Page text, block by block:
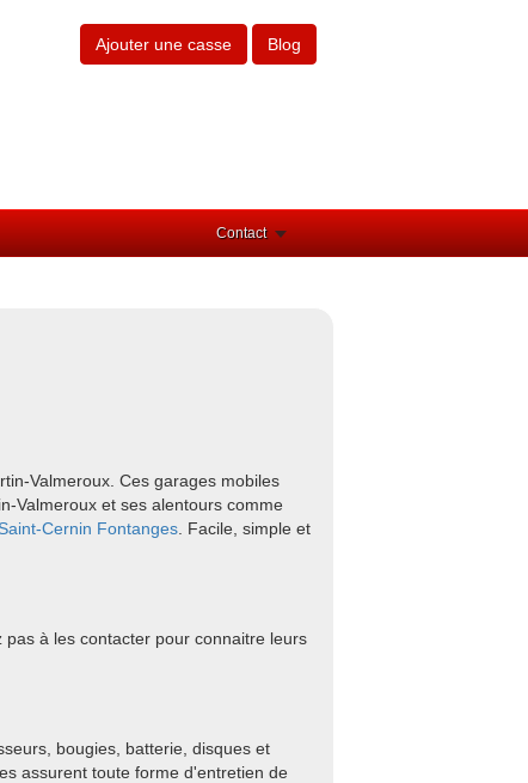
Ajouter une casse Blog
Contact
Valmeroux. Ces garages mobiles
Valmeroux et ses alentours comme
Saint-Cernin Fontanges . Facile, simple et
à les contacter pour connaitre leurs
bougies, batterie, disques et
assurent toute forme d'entretien de